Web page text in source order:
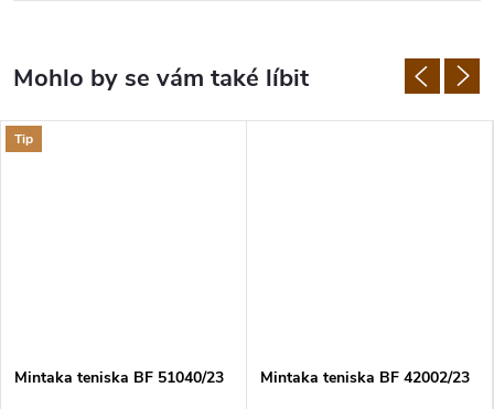
Tip
Mintaka teniska BF 51040/23 Mintaka teniska BF 42002/23